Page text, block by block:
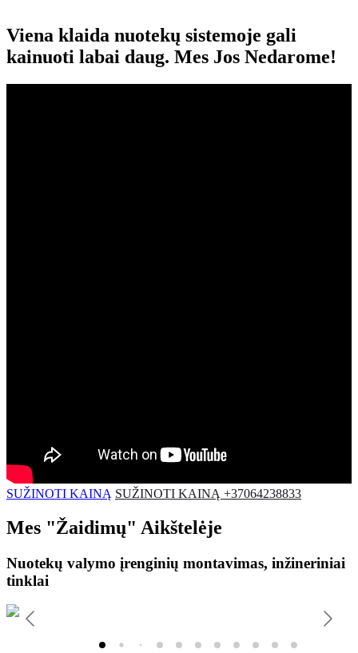
Viena klaida nuotekų sistemoje gali
kainuoti labai daug. Mes Jos Nedarome!
SUŽINOTI KAINĄ SUŽINOTI KAINĄ +37064238833
Mes "Žaidimų" Aikštelėje
Nuotekų valymo įrenginių montavimas, inžineriniai
tinklai